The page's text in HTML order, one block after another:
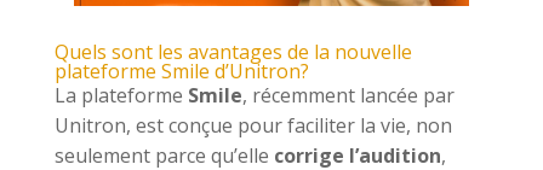
Quels sont les avantages de la nouvelle
plateforme Smile d’Unitron?
La plateforme Smile, récemment lancée par
Unitron, est conçue pour faciliter la vie, non
seulement parce qu’elle corrige l’audition,